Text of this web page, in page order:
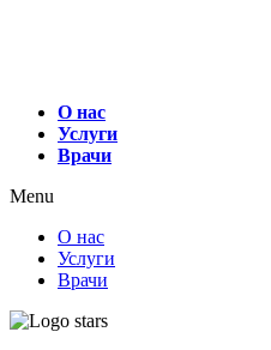
О нас
Услуги
Врачи
Menu
О нас
Услуги
Врачи